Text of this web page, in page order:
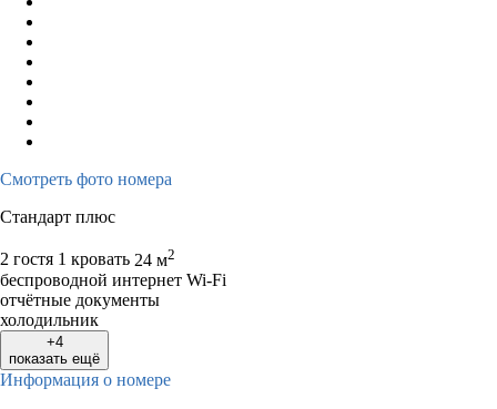
Смотреть фото номера
Стандарт плюс
2 гостя 1 кровать 24 м2
беспроводной интернет Wi-Fi
отчётные документы
холодильник
+4
показать ещё
Информация о номере